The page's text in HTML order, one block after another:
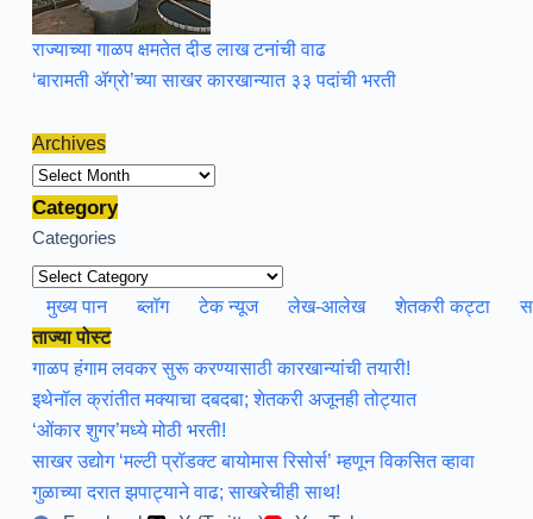
राज्याच्या गाळप क्षमतेत दीड लाख टनांची वाढ
‘बारामती ॲग्रो’च्या साखर कारखान्यात ३३ पदांची भरती
Archives
Archives
Category
Categories
मुख्य पान ब्लॉग टेक न्यूज लेख-आलेख शेतकरी कट्टा
ताज्या पोस्ट
गाळप हंगाम लवकर सुरू करण्यासाठी कारखान्यांची तयारी!
इथेनॉल क्रांतीत मक्याचा दबदबा; शेतकरी अजूनही तोट्यात
‘ओंकार शुगर’मध्ये मोठी भरती!
साखर उद्योग ‘मल्टी प्रॉडक्ट बायोमास रिसोर्स’ म्हणून विकसित व्हावा
गुळाच्या दरात झपाट्याने वाढ; साखरेचीही साथ!